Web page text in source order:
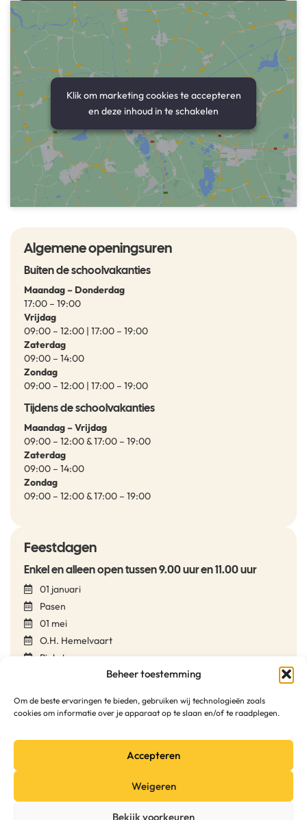
Beheer toestemming
Om de beste ervaringen te bieden, gebruiken wij technologieën zoals
cookies om informatie over je apparaat op te slaan en/of te raadplegen.
Accepteren
Weigeren
Bekijk voorkeuren
Klik om marketing cookies te accepteren
en deze inhoud in te schakelen
Algemene openingsuren
Buiten de schoolvakanties
Maandag – Donderdag
17:00 – 19:00
Vrijdag
09:00 – 12:00 | 17:00 – 19:00
Zaterdag
09:00 – 14:00
Zondag
09:00 – 12:00 | 17:00 – 19:00
Tijdens de schoolvakanties
Maandag – Vrijdag
09:00 – 12:00 & 17:00 – 19:00
Zaterdag
09:00 – 14:00
Zondag
09:00 – 12:00 & 17:00 – 19:00
Feestdagen
Enkel en alleen open tussen 9.00 uur en 11.00 uur
01 januari
Pasen
01 mei
O.H. Hemelvaart
Pinksteren
01 november
24 december